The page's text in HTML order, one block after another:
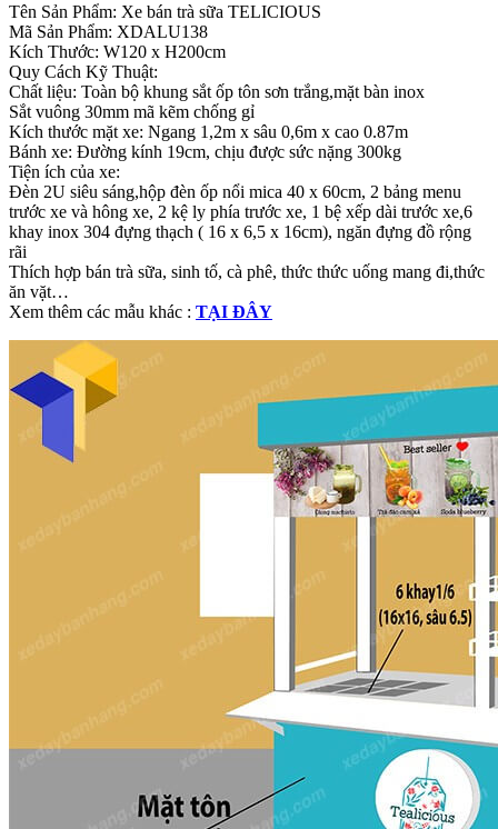
Tên Sản Phẩm: Xe bán trà sữa TELICIOUS
Mã Sản Phẩm: XDALU138
Kích Thước: W120 x H200cm
Quy Cách Kỹ Thuật:
Chất liệu: Toàn bộ khung sắt ốp tôn sơn trắng,mặt bàn inox
Sắt vuông 30mm mã kẽm chống gỉ
Kích thước mặt xe: Ngang 1,2m x sâu 0,6m x cao 0.87m
Bánh xe: Đường kính 19cm, chịu được sức nặng 300kg
Tiện ích của xe:
Đèn 2U siêu sáng,hộp đèn ốp nổi mica 40 x 60cm, 2 bảng menu
trước xe và hông xe, 2 kệ ly phía trước xe, 1 bệ xếp dài trước xe,6
khay inox 304 đựng thạch ( 16 x 6,5 x 16cm), ngăn đựng đồ rộng
rãi
Thích hợp bán trà sữa, sinh tố, cà phê, thức thức uống mang đi,thức
ăn vặt…
Xem thêm các mẫu khác : TẠI ĐÂY